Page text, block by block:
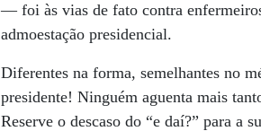
— foi às vias de fato contra
admoestação presidencial.
Diferentes na forma, semelhantes no
presidente! Ninguém aguenta mais
Reserve o descaso do “e daí?” para a